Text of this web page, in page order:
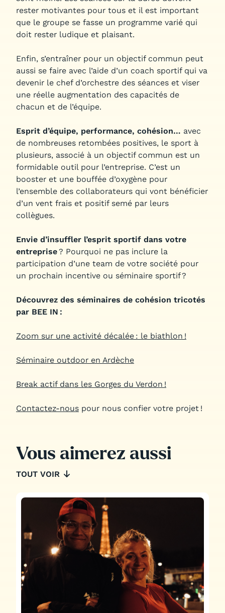
rester motivantes pour tous et il est important
que le groupe se fasse un programme varié qui
doit rester ludique et plaisant.
Enfin, s’entraîner pour un objectif commun peut
aussi se faire avec l’aide d’un coach sportif qui va
devenir le chef d’orchestre des séances et viser
une réelle augmentation des capacités de
chacun et de l’équipe.
Esprit d’équipe, performance, cohésion… avec
de nombreuses retombées positives, le sport à
plusieurs, associé à un objectif commun est un
formidable outil pour l’entreprise. C’est un
booster et une bouffée d’oxygène pour
l’ensemble des collaborateurs qui vont bénéficier
d’un vent frais et positif semé par leurs
collègues.
Envie d’insuffler l’esprit sportif dans votre
entreprise? Pourquoi ne pas inclure la
participation d’une team de votre société pour
un prochain incentive ou séminaire sportif ?
Découvrez des séminaires de cohésion tricotés
par BEE IN :
Zoom sur une activité décalée : le biathlon !
Séminaire outdoor en Ardèche
Break actif dans les Gorges du Verdon !
Contactez-nous pour nous confier votre projet !
Vous aimerez aussi
TOUT VOIR